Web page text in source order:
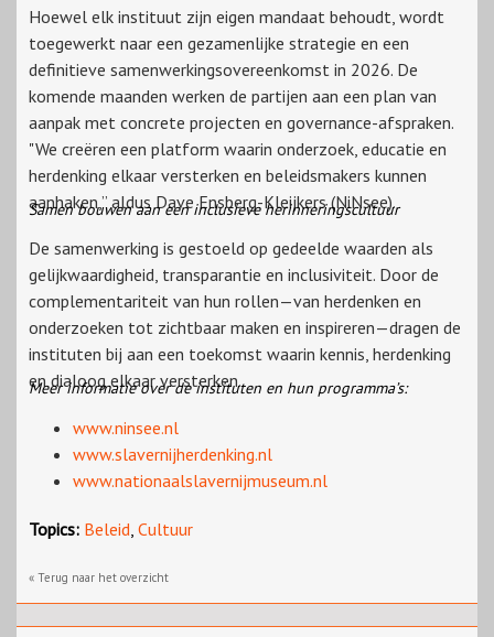
Hoewel elk instituut zijn eigen mandaat behoudt, wordt
toegewerkt naar een gezamenlijke strategie en een
definitieve samenwerkingsovereenkomst in 2026. De
komende maanden werken de partijen aan een plan van
aanpak met concrete projecten en governance-afspraken.
"We creëren een platform waarin onderzoek, educatie en
herdenking elkaar versterken en beleidsmakers kunnen
aanhaken,” aldus Dave Ensberg-Kleijkers (NiNsee).
Samen bouwen aan een inclusieve herinneringscultuur
De samenwerking is gestoeld op gedeelde waarden als
gelijkwaardigheid, transparantie en inclusiviteit. Door de
complementariteit van hun rollen—van herdenken en
onderzoeken tot zichtbaar maken en inspireren—dragen de
instituten bij aan een toekomst waarin kennis, herdenking
en dialoog elkaar versterken.
Meer informatie over de instituten en hun programma’s:
www.ninsee.nl
www.slavernijherdenking.nl
www.nationaalslavernijmuseum.nl
Topics: Beleid, Cultuur
« Terug naar het overzicht